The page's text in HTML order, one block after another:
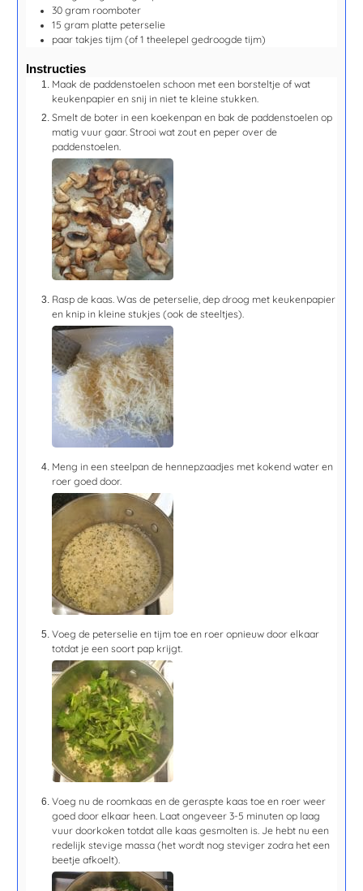
30 gram roomboter
15 gram platte peterselie
paar takjes tijm (of 1 theelepel gedroogde tijm)
Instructies
Maak de paddenstoelen schoon met een borsteltje of wat
keukenpapier en snij in niet te kleine stukken.
Smelt de boter in een koekenpan en bak de paddenstoelen op
matig vuur gaar. Strooi wat zout en peper over de
paddenstoelen.
Rasp de kaas. Was de peterselie, dep droog met keukenpapier
en knip in kleine stukjes (ook de steeltjes).
Meng in een steelpan de hennepzaadjes met kokend water en
roer goed door.
Voeg de peterselie en tijm toe en roer opnieuw door elkaar
totdat je een soort pap krijgt.
Voeg nu de roomkaas en de geraspte kaas toe en roer weer
goed door elkaar heen. Laat ongeveer 3-5 minuten op laag
vuur doorkoken totdat alle kaas gesmolten is. Je hebt nu een
redelijk stevige massa (het wordt nog steviger zodra het een
beetje afkoelt).